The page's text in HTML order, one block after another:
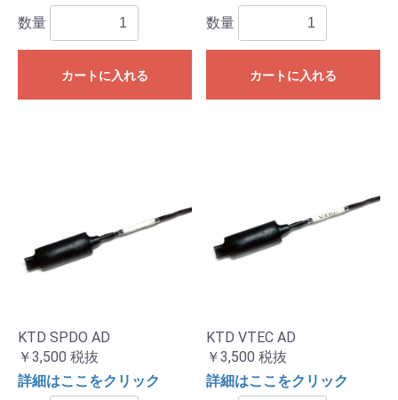
数量
カートに入れる
数量
カートに入れる
KTD SPDO AD
￥3,500 税抜
詳細はここをクリック
KTD VTEC AD
￥3,500 税抜
詳細はここをクリック